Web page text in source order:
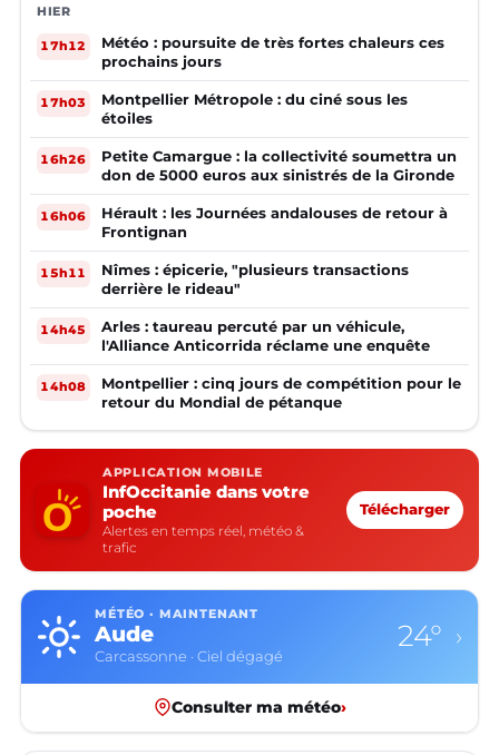
HIER
17h12
Météo : poursuite de très fortes chaleurs ces
prochains jours
17h03
Montpellier Métropole : du ciné sous les
étoiles
16h26
Petite Camargue : la collectivité soumettra un
don de 5000 euros aux sinistrés de la Gironde
16h06
Hérault : les Journées andalouses de retour à
Frontignan
15h11
Nîmes : épicerie, "plusieurs transactions
derrière le rideau"
14h45
Arles : taureau percuté par un véhicule,
l'Alliance Anticorrida réclame une enquête
14h08
Montpellier : cinq jours de compétition pour le
retour du Mondial de pétanque
APPLICATION MOBILE
InfOccitanie dans votre
poche
Alertes en temps réel, météo &
trafic
Télécharger
MÉTÉO · MAINTENANT
Aveyron
Rodez · Ciel dégagé
16° ›
Consulter ma météo›